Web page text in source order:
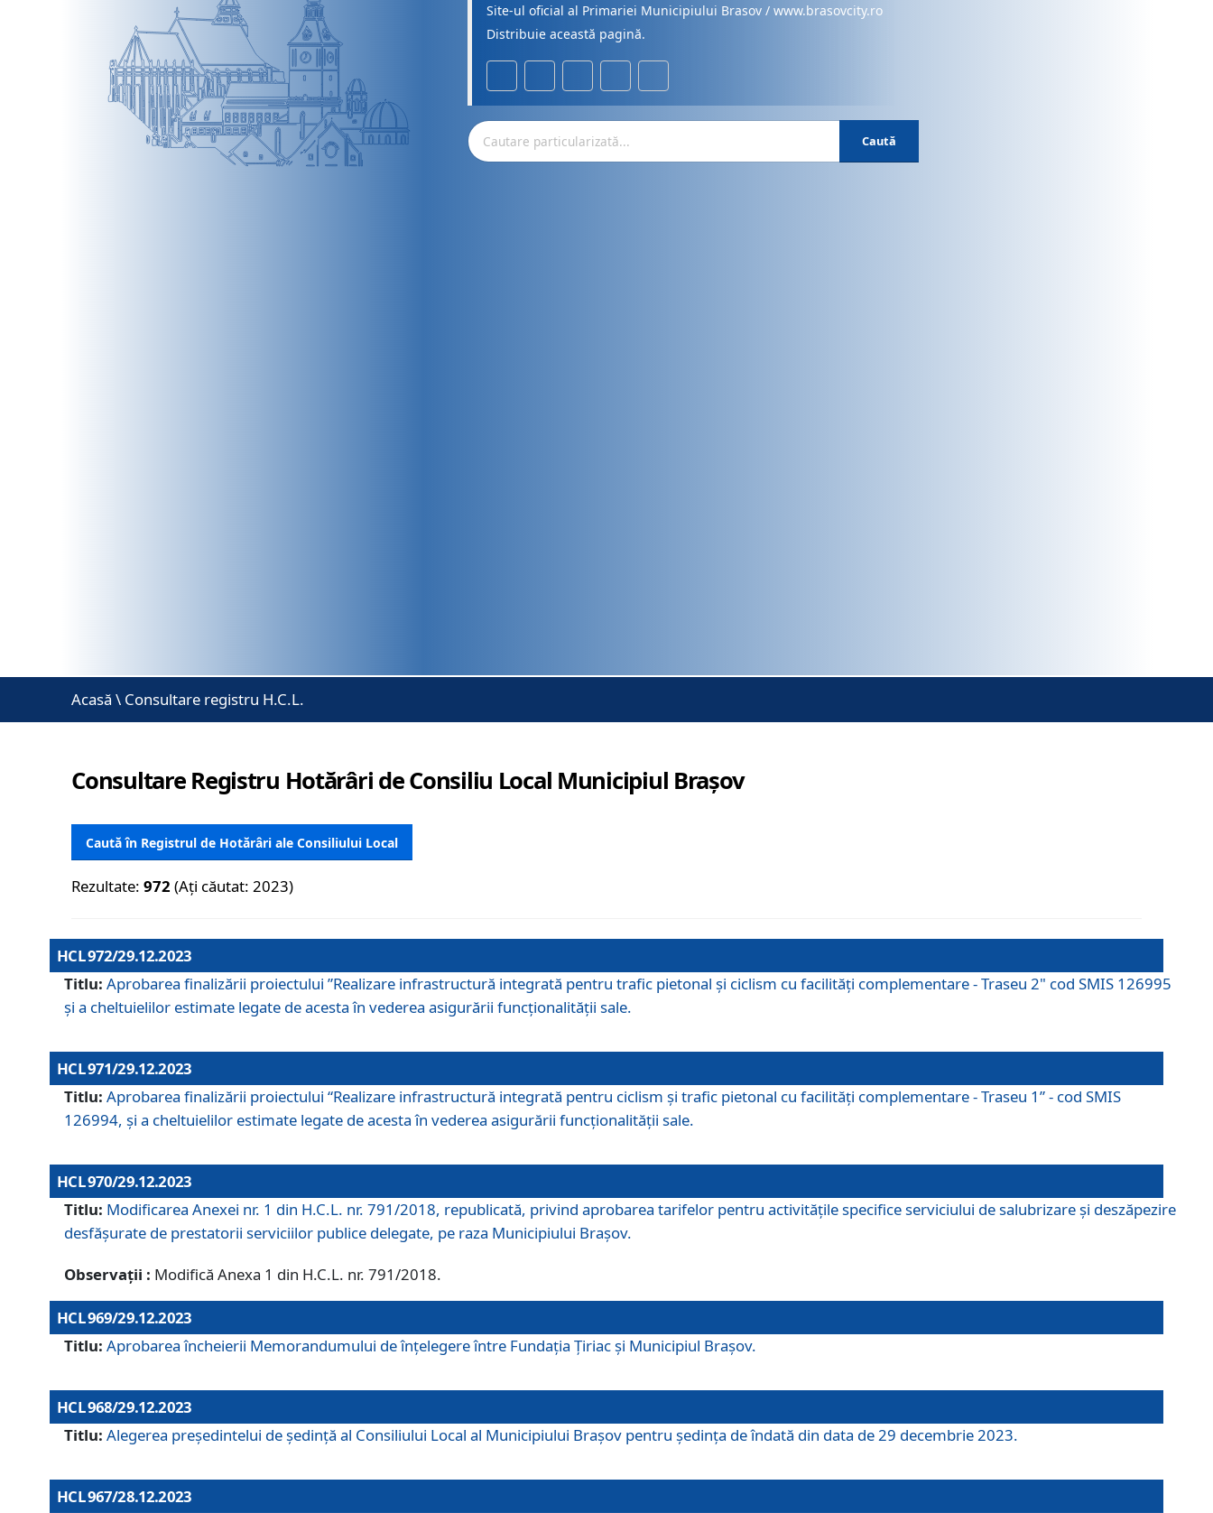
Site-ul oficial al Primariei Municipiului Brasov / www.brasovcity.ro
Distribuie această pagină.
Caută
Acasă \ Consultare registru H.C.L.
Consultare Registru Hotărâri de Consiliu Local Municipiul Brașov
Caută în Registrul de Hotărâri ale Consiliului Local
Rezultate:972 (Ați căutat: 2023)
HCL 972/29.12.2023
Titlu: Aprobarea finalizării proiectului ”Realizare infrastructură integrată pentru trafic pietonal și ciclism cu facilități complementare - Traseu 2" cod SMIS 126995
și a cheltuielilor estimate legate de acesta în vederea asigurării funcționalității sale.
HCL 971/29.12.2023
Titlu: Aprobarea finalizării proiectului “Realizare infrastructură integrată pentru ciclism şi trafic pietonal cu facilităţi complementare - Traseu 1” - cod SMIS
126994, și a cheltuielilor estimate legate de acesta în vederea asigurării funcționalității sale.
HCL 970/29.12.2023
Titlu: Modificarea Anexei nr. 1 din H.C.L. nr. 791/2018, republicată, privind aprobarea tarifelor pentru activitățile specifice serviciului de salubrizare și deszăpezire
desfășurate de prestatorii serviciilor publice delegate, pe raza Municipiului Brașov.
Observații : Modifică Anexa 1 din H.C.L. nr. 791/2018.
HCL 969/29.12.2023
Titlu: Aprobarea încheierii Memorandumului de înțelegere între Fundația Țiriac și Municipiul Brașov.
HCL 968/29.12.2023
Titlu: Alegerea preşedintelui de şedinţă al Consiliului Local al Municipiului Braşov pentru ședința de îndată din data de 29 decembrie 2023.
HCL 967/28.12.2023